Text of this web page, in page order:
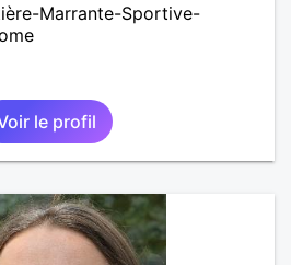
Marrante-Sportive-
le profil